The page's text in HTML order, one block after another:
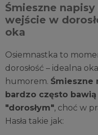
Śmieszne
wejście w
oka
Osiemnastka to
dorosłość – idealna
humorem. Śmieszne
bardzo często
"dorosłym", choć w
Hasła takie jak: